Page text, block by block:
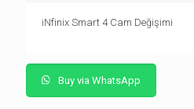
iNfinix Smart 4 Cam Değişimi
Buy via WhatsApp